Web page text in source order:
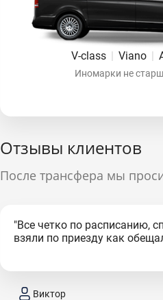
V-class | Viano |
Иномарки не
Отзывы клиентов
После трансфера мы
"Все четко по расписанию,
взяли по приезду как
Виктор